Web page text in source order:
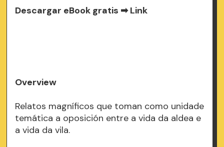
Descargar eBook gratis ➡Link
Overview
Relatos magníficos que toman como unidade
temática a oposición entre a vida da aldea e
a vida da vila.